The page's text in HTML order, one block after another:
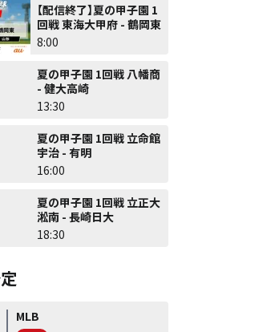
【配信終了】夏の甲子園 1
回戦 東海大甲府 - 鶴岡東
8:00
夏の甲子園 1回戦 八幡商
- 健大高崎
13:30
夏の甲子園 1回戦 立命館
宇治 - 有明
16:00
夏の甲子園 1回戦 立正大
淞南 - 長崎日大
18:30
MLB